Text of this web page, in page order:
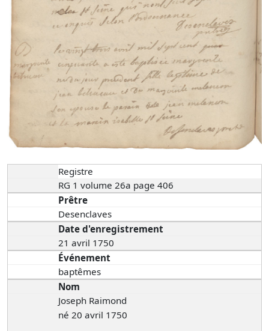
Registre
RG 1 volume 26a page 406
Prêtre
Desenclaves
Date d'enregistrement
21 avril 1750
Événement
baptêmes
Nom
Joseph Raimond
né 20 avril 1750